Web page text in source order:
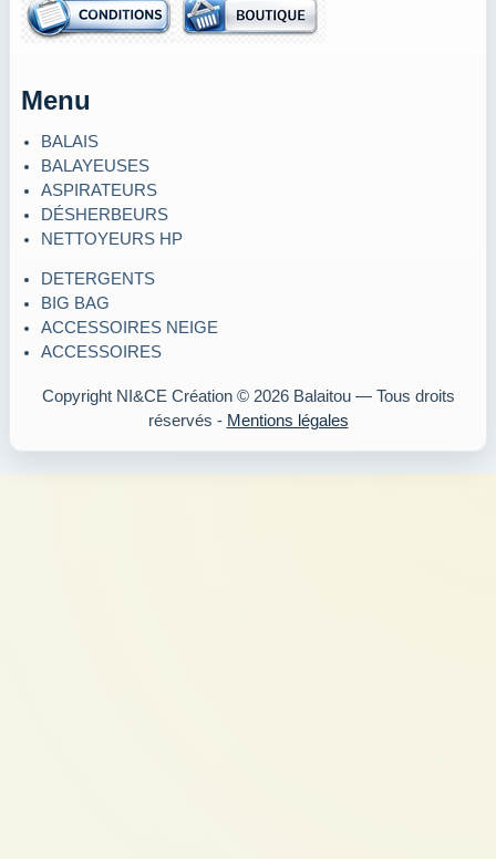
Menu
BALAIS
BALAYEUSES
ASPIRATEURS
DÉSHERBEURS
NETTOYEURS HP
DETERGENTS
BIG BAG
ACCESSOIRES NEIGE
ACCESSOIRES
Copyright NI&CE Création © 2026 Balaitou — Tous droits
réservés - Mentions légales